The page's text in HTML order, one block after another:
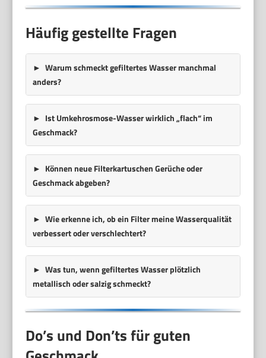
Häufig gestellte Fragen
Warum schmeckt gefiltertes Wasser manchmal
anders?
Ist Umkehrosmose-Wasser wirklich „flach“ im
Geschmack?
Können neue Filterkartuschen Gerüche oder
Geschmack abgeben?
Wie erkenne ich, ob ein Filter meine Wasserqualität
verbessert oder verschlechtert?
Was tun, wenn gefiltertes Wasser plötzlich
metallisch oder salzig schmeckt?
Do’s und Don’ts für guten